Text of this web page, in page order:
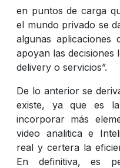
en puntos de carga
el mundo privado se
algunas aplicaciones
apoyan las decisiones
delivery o servicios”.
De lo anterior se
existe, ya que es
incorporar más
video analitica e
real y certera la
En definitiva, es